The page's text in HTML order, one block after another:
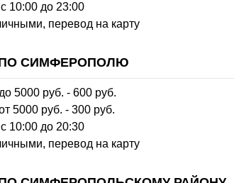
10:00 до 23:00
перевод на карту
СИМФЕРОПОЛЮ
5000 руб. - 600 руб.
5000 руб. - 300 руб.
10:00 до 20:30
перевод на карту